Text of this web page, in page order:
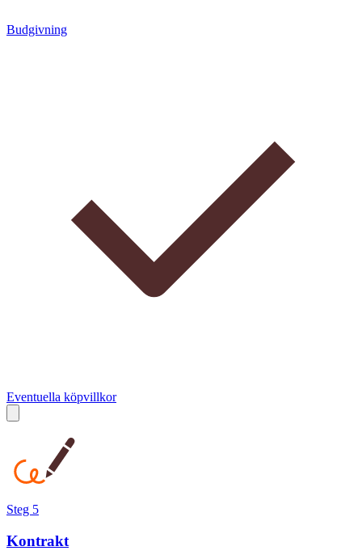
Budgivning
Eventuella köpvillkor
Steg 5
Kontrakt